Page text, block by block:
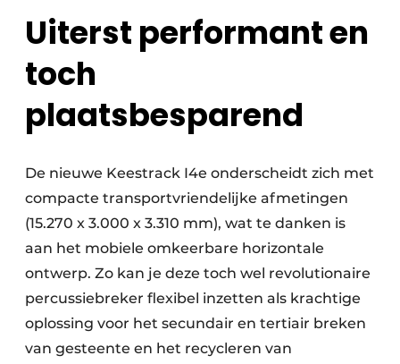
Uiterst performant en
toch
plaatsbesparend
De nieuwe Keestrack I4e onderscheidt zich met
com­pacte transportvriendelijke afmetingen
(15.270 x 3.000 x 3.310 mm), wat te danken is
aan het mobiele omkeerbare horizontale
ontwerp. Zo kan je deze toch wel revolutionaire
percussie­breker flexibel inzetten als krachtige
oplossing voor het secundair en tertiair breken
van gesteente en het recycleren van